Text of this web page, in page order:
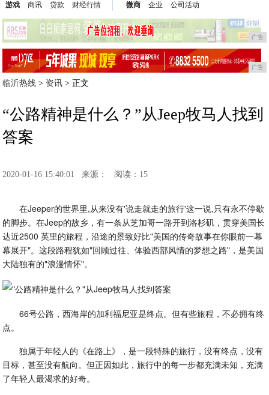
游戏
商讯
贷款
财经行情
微商
企业
公司活动
广告
广告
临沂热线 > 资讯 > 正文
“公路精神是什么？”从Jeep牧马人找到
答案
2020-01-16 15:40:01 来源： 阅读：15
在Jeeper的世界里,从来没有'说走就走的旅行'这一说,只有永不停歇
的脚步。在Jeep的故乡，有一条从芝加哥一路开到洛杉矶，贯穿美国长
达近2500 英里的旅程，沿途的景致好比"美国的传奇故事在你眼前一幕
幕展开"。这段路程犹如"回顾过往、体验西部风情的梦想之路"，是美国
大陆独有的"浪漫情怀"。
66号公路，西海岸的加利福尼亚是终点。但有些旅程，不必拥有终
点。
独属于年轻人的《在路上》，是一段特殊的旅行，没有终点，没有
目标，甚至没有航向。但正因如此，旅行中的每一步都充满未知，充满
了年轻人最渴求的好奇。